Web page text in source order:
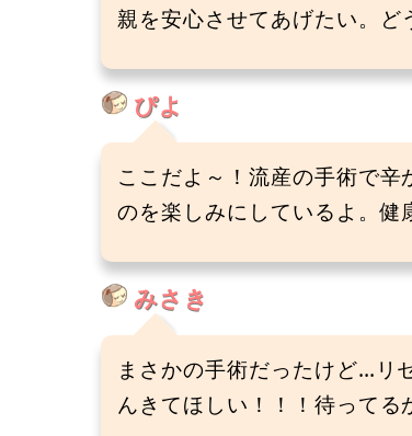
親を安心させてあげたい。
ぴよ
ここだよ～！流産の手術で
のを楽しみにしているよ。
みさき
まさかの手術だったけど…リ
んきてほしい！！！待って